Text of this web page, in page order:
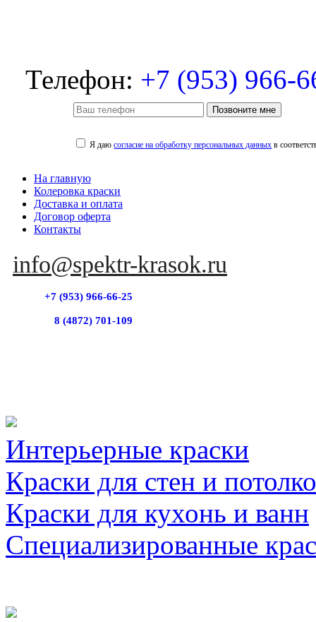
Телефон: +7 (953) 966-
Позвоните мне
Я даюсогласие на обработку персональных данных в
На главную
Колеровка краски
Доставка и оплата
Договор оферта
Контакты
info@spektr-krasok.ru
+7 (953) 966-66-25
8 (4872) 701-109
Интерьерные краски
Краски для стен и
Краски для кухонь и ванн
Специализированные